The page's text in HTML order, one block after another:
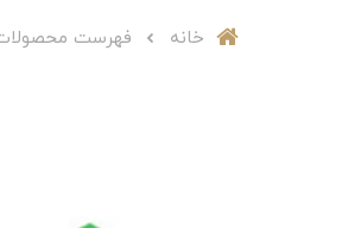
خانه فهرست